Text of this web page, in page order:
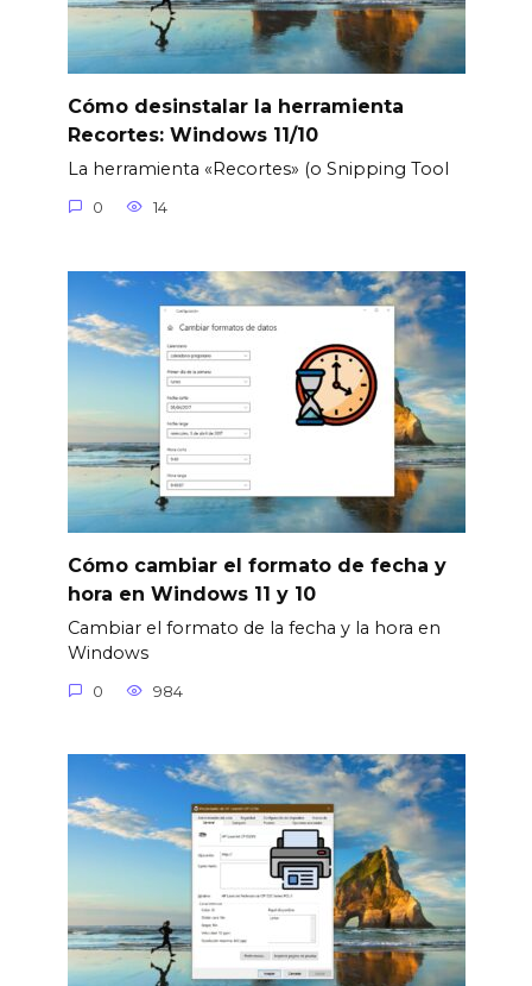
Cómo desinstalar la herramienta
Recortes: Windows 11/10
La herramienta «Recortes» (o Snipping Tool
0 14
Cómo cambiar el formato de fecha y
hora en Windows 11 y 10
Cambiar el formato de la fecha y la hora en
Windows
0 984